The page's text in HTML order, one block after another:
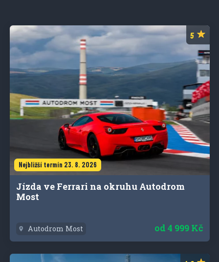
Nejbližší termín 23. 8. 2026
Jízda ve Ferrari na okruhu Autodrom
Most
Autodrom Most od 4 999 Kč